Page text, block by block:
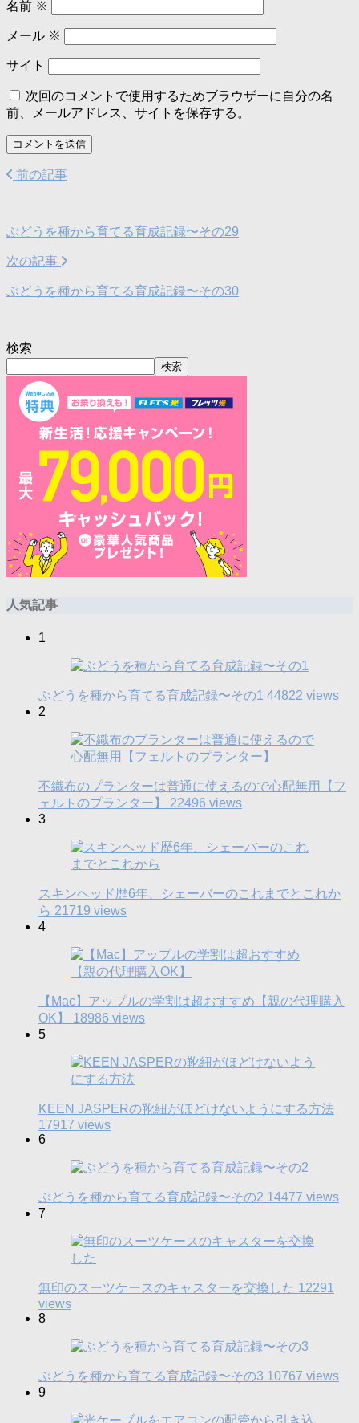
名前 ※
メール ※
サイト
次回のコメントで使用するためブラウザーに自分の名
前、メールアドレス、サイトを保存する。
前の記事
ぶどうを種から育てる育成記録〜その29
次の記事
ぶどうを種から育てる育成記録〜その30
検索
検索
人気記事
1
ぶどうを種から育てる育成記録〜その1 44822 views
2
不織布のプランターは普通に使えるので心配無用【フ
ェルトのプランター】 22496 views
3
スキンヘッド歴6年、シェーバーのこれまでとこれか
ら 21719 views
4
【Mac】アップルの学割は超おすすめ【親の代理購入
OK】 18986 views
5
KEEN JASPERの靴紐がほどけないようにする方法
17917 views
6
ぶどうを種から育てる育成記録〜その2 14477 views
7
無印のスーツケースのキャスターを交換した 12291
views
8
ぶどうを種から育てる育成記録〜その3 10767 views
9